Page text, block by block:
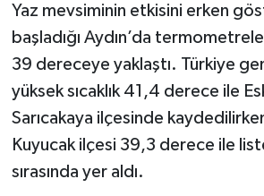
Yaz mevsiminin etkisini erken
başladığı Aydın’da
39 dereceye yaklaştı. Türkiye
yüksek sıcaklık 41,4 derece ile
Sarıcakaya ilçesinde
Kuyucak ilçesi 39,3 derece ile
sırasında yer aldı.